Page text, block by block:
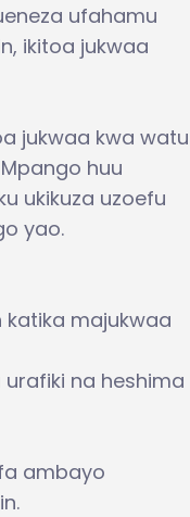
ufahamu
ikitoa jukwaa
jukwaa kwa watu
huu
ukikuza uzoefu
yao.
katika majukwaa
urafiki na heshima
ambayo